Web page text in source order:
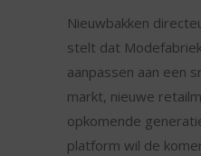
Nieuwbakken
stelt dat
aanpassen aan een
markt, nieuwe
opkomende
platform wil de